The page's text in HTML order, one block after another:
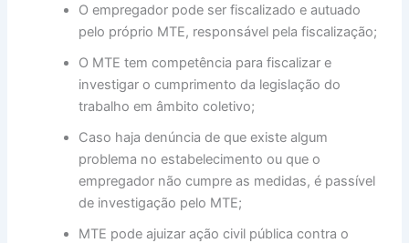
O empregador pode ser fiscalizado e autuado
pelo próprio MTE, responsável pela fiscalização;
O MTE tem competência para fiscalizar e
investigar o cumprimento da legislação do
trabalho em âmbito coletivo;
Caso haja denúncia de que existe algum
problema no estabelecimento ou que o
empregador não cumpre as medidas, é passível
de investigação pelo MTE;
MTE pode ajuizar ação civil pública contra o